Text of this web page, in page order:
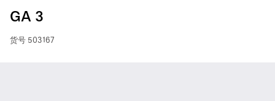
GA 3
货号 503167